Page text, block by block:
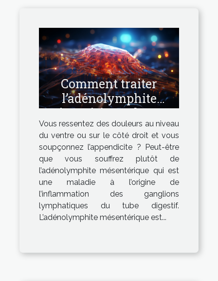
Comment traiter
l’adénolymphite
mésentérique chez un
adulte ?
Vous ressentez des douleurs au niveau
du ventre ou sur le côté droit et vous
soupçonnez l’appendicite ? Peut-être
que vous souffrez plutôt de
l’adénolymphite mésentérique qui est
une maladie à l’origine de
l’inflammation des ganglions
lymphatiques du tube digestif.
L’adénolymphite mésentérique est...